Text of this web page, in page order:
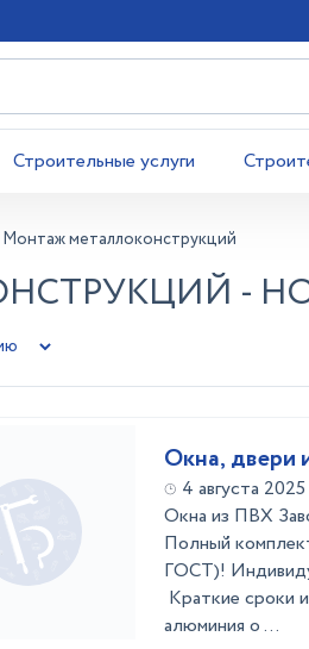
Строительные услуги
Монтаж металлоконструкций
-
Окна, двери
4 августа 2025
Окна из ПВХ
Полный
ГОСТ)!
Краткие сроки
алюминия о ...